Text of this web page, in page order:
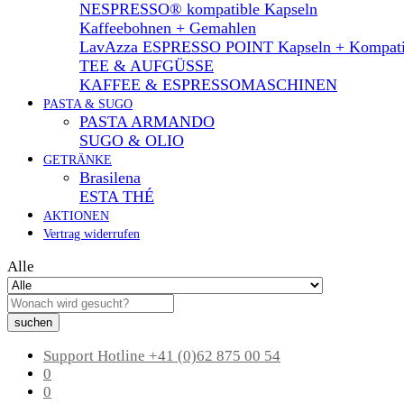
NESPRESSO® kompatible Kapseln
Kaffeebohnen + Gemahlen
LavAzza ESPRESSO POINT Kapseln +
TEE & AUFGÜSSE
KAFFEE & ESPRESSOMASCHINEN
PASTA & SUGO
PASTA ARMANDO
SUGO & OLIO
GETRÄNKE
Brasilena
ESTA THÉ
AKTIONEN
Vertrag widerrufen
Alle
suchen
Support Hotline +41 (0)62 875 00 54
0
0